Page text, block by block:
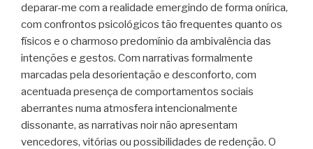
deparar-me com a realidade emergindo de forma onírica,
com confrontos psicológicos tão frequentes quanto os
físicos e o charmoso predomínio da ambivalência das
intenções e gestos. Com narrativas formalmente
marcadas pela desorientação e desconforto, com
acentuada presença de comportamentos sociais
aberrantes numa atmosfera intencionalmente
dissonante, as narrativas noir não apresentam
vencedores, vitórias ou possibilidades de redenção. O